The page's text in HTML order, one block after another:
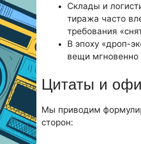
Склады и
тиража часто
требования
В эпоху «дроп-
вещи мгновенно
Цитаты и
Мы приводим
сторон: